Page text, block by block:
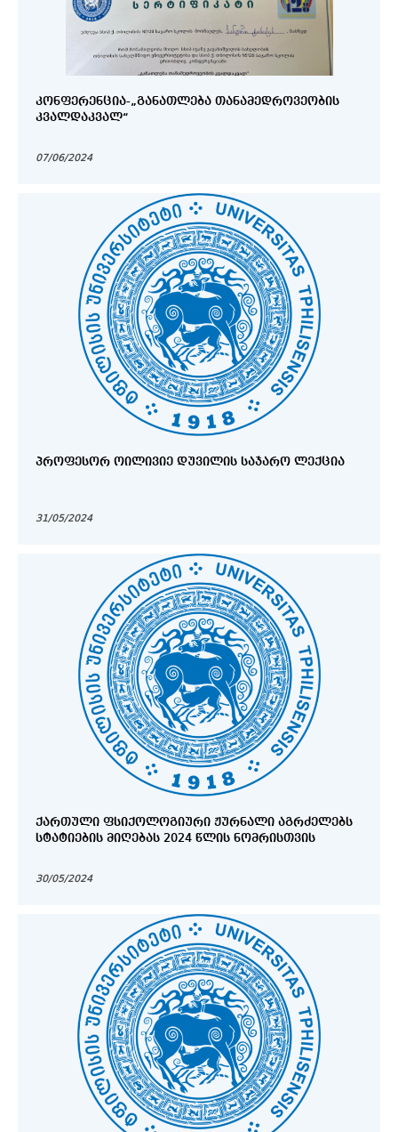
ᲙᲝᲜᲤᲔᲠᲔᲜᲪᲘᲐ-„ᲒᲐᲜᲐᲗᲚᲔᲑᲐ ᲗᲐᲜᲐᲛᲔᲓᲠᲝᲕᲔᲝᲑᲘᲡ
ᲙᲕᲐᲚᲓᲐᲙᲕᲐᲚ“
07/06/2024
ᲞᲠᲝᲤᲔᲡᲝᲠ ᲝᲘᲚᲘᲕᲘᲔ ᲓᲣᲕᲘᲚᲘᲡ ᲡᲐᲯᲐᲠᲝ ᲚᲔᲥᲪᲘᲐ
31/05/2024
ᲥᲐᲠᲗᲣᲚᲘ ᲤᲡᲘᲥᲝᲚᲝᲒᲘᲣᲠᲘ ᲟᲣᲠᲜᲐᲚᲘ ᲐᲒᲠᲫᲔᲚᲔᲑᲡ
ᲡᲢᲐᲢᲘᲔᲑᲘᲡ ᲛᲘᲦᲔᲑᲐᲡ 2024 ᲬᲚᲘᲡ ᲜᲝᲛᲠᲘᲡᲗᲕᲘᲡ
30/05/2024